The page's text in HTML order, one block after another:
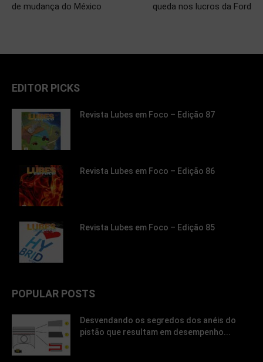
de mudança do México
queda nos lucros da Ford
EDITOR PICKS
Revista Lubes em Foco – Edição 87
Revista Lubes em Foco – Edição 86
Revista Lubes em Foco – Edição 85
POPULAR POSTS
Desvendando os segredos dos anéis do
pistão que resultam em desempenho...